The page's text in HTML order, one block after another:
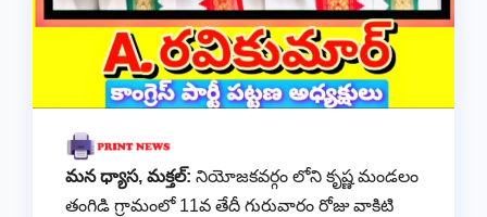
మన ధ్యాస, మక్తల్: నియోజకవర్గం లోని కృష్ణ మండలం
తంగిడి గ్రామంలో 11వ తేదీ గురువారం రోజు వాకిటి